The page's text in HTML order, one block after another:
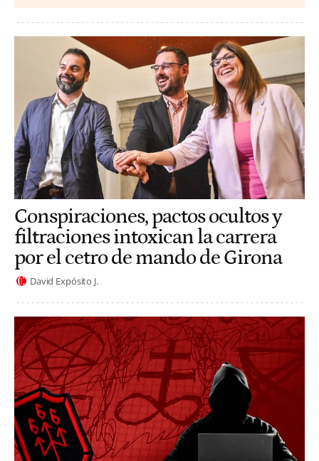
Conspiraciones, pactos ocultos y
filtraciones intoxican la carrera
por el cetro de mando de Girona
David Expósito J.